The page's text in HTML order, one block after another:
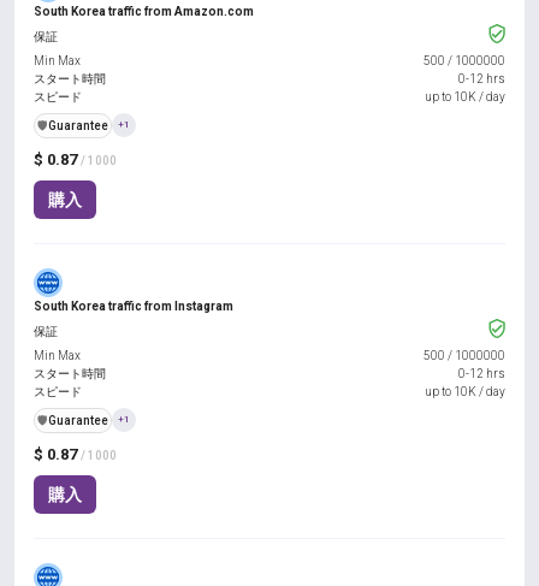
South Korea traffic from Amazon.com
$ 0.87 / 1000
購入
保証
Min Max
500 / 1000000
スタート時間
0-12 hrs
スピード
up to 10K / day
️🛡️Guarantee +1
South Korea traffic from Instagram
$ 0.87 / 1000
購入
保証
Min Max
500 / 1000000
スタート時間
0-12 hrs
スピード
up to 10K / day
️🛡️Guarantee +1